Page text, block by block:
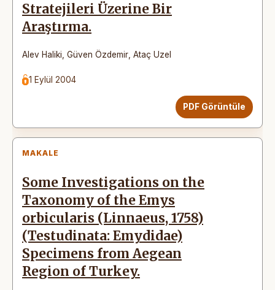
Stratejileri Üzerine Bir
Araştırma.
Alev Haliki Güven Özdemir Ataç Uzel
1 Eylül 2004
PDF Görüntüle
MAKALE
Some Investigations on the
Taxonomy of the Emys
orbicularis (Linnaeus, 1758)
(Testudinata: Emydidae)
Specimens from Aegean
Region of Turkey.